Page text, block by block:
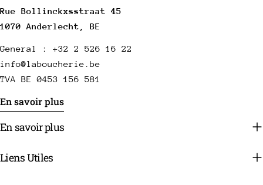
Rue Bollinckxsstraat 45
1070 Anderlecht, BE
General : +32 2 526 16 22
info@laboucherie.be
TVA BE 0453 156 581
En savoir plus
En savoir plus
Liens Utiles